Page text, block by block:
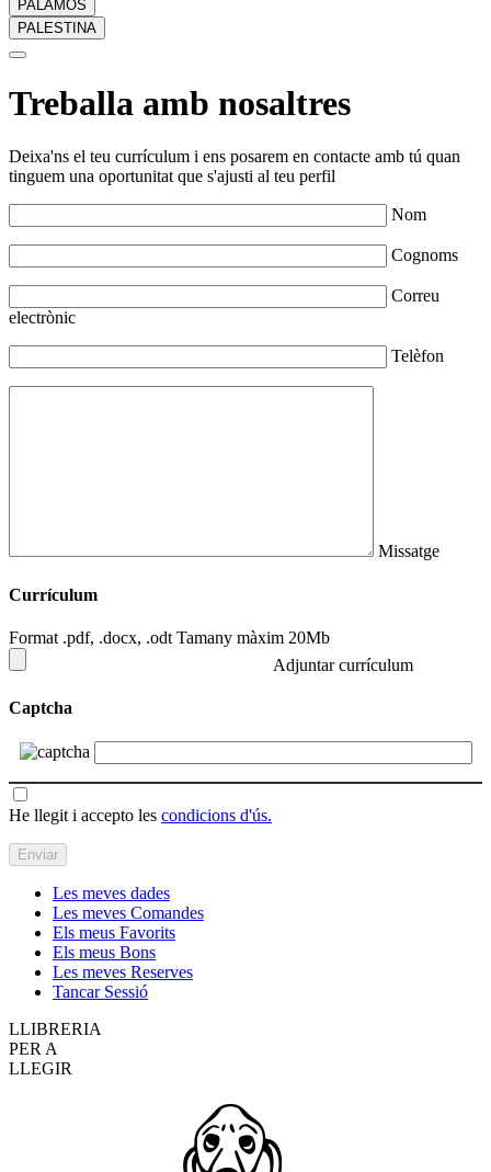
PALAMÓS
PALESTINA
Treballa amb nosaltres
Deixa'ns el teu currículum i ens posarem en contacte amb tú quan
tinguem una oportunitat que s'ajusti al teu perfil
Nom
Cognoms
Correu
electrònic
Telèfon
Missatge
Currículum
Format .pdf, .docx, .odt Tamany màxim 20Mb
Adjuntar currículum
Captcha
He llegit i accepto les condicions d'ús.
Les meves dades
Les meves Comandes
Els meus Favorits
Els meus Bons
Les meves Reserves
Tancar Sessió
LLIBRERIA
PER A
LLEGIR